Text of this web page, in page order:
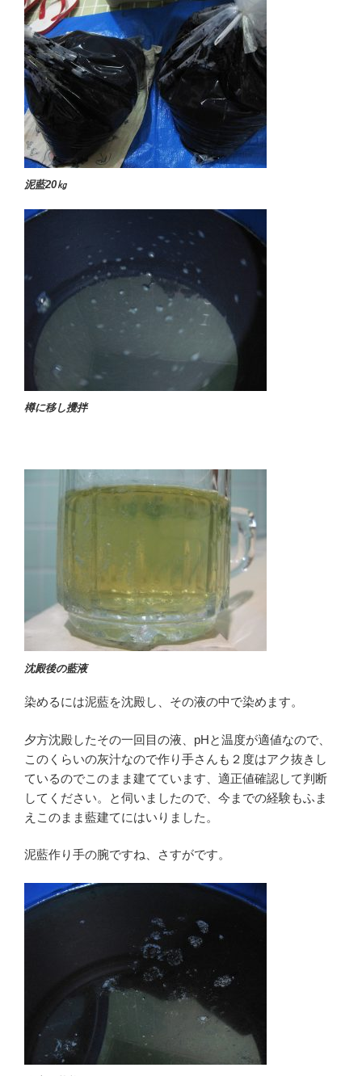
泥藍20㎏
樽に移し攪拌
沈殿後の藍液
染めるには泥藍を沈殿し、その液の中で染めます。
夕方沈殿したその一回目の液、pHと温度が適値なので、
このくらいの灰汁なので作り手さんも２度はアク抜きし
ているのでこのまま建てています、適正値確認して判断
してください。と伺いましたので、今までの経験もふま
えこのまま藍建てにはいりました。
泥藍作り手の腕ですね、さすがです。